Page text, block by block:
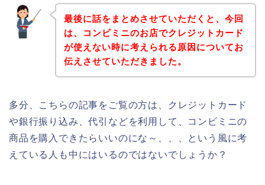
最後に話をまとめさせていただくと、今回
は、コンビミニのお店でクレジットカード
が使えない時に考えられる原因についてお
伝えさせていただきました。
多分、こちらの記事をご覧の方は、クレジットカード
や銀行振り込み、代引などを利用して、コンビミニの
商品を購入できたらいいのにな～、、、という風に考
えている人も中にはいるのではないでしょうか？